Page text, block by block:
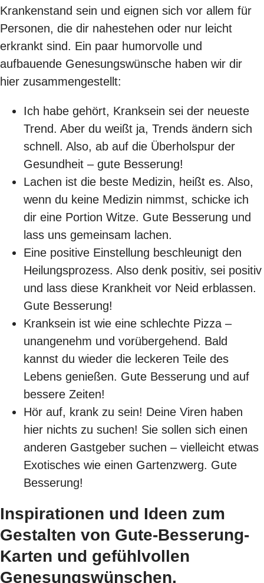
Krankenstand sein und eignen sich vor allem für
Personen, die dir nahestehen oder nur leicht
erkrankt sind. Ein paar humorvolle und
aufbauende Genesungswünsche haben wir dir
hier zusammengestellt:
Ich habe gehört, Kranksein sei der neueste
Trend. Aber du weißt ja, Trends ändern sich
schnell. Also, ab auf die Überholspur der
Gesundheit – gute Besserung!
Lachen ist die beste Medizin, heißt es. Also,
wenn du keine Medizin nimmst, schicke ich
dir eine Portion Witze. Gute Besserung und
lass uns gemeinsam lachen.
Eine positive Einstellung beschleunigt den
Heilungsprozess. Also denk positiv, sei positiv
und lass diese Krankheit vor Neid erblassen.
Gute Besserung!
Kranksein ist wie eine schlechte Pizza –
unangenehm und vorübergehend. Bald
kannst du wieder die leckeren Teile des
Lebens genießen. Gute Besserung und auf
bessere Zeiten!
Hör auf, krank zu sein! Deine Viren haben
hier nichts zu suchen! Sie sollen sich einen
anderen Gastgeber suchen – vielleicht etwas
Exotisches wie einen Gartenzwerg. Gute
Besserung!
Inspirationen und Ideen zum
Gestalten von Gute-Besserung-
Karten und gefühlvollen
Genesungswünschen.